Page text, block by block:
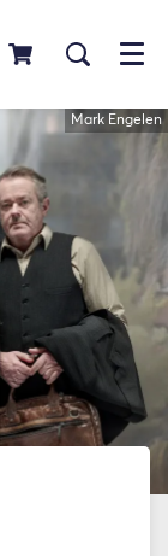
Menu
Mark Engelen